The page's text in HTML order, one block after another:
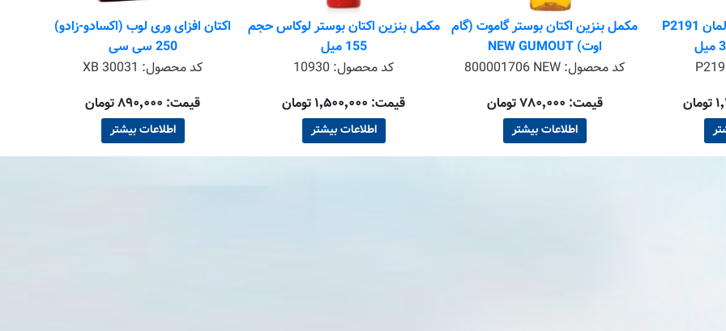
اکتان بوستر پروتک آلمان P2191
مکمل بنزین اکتان بوستر گاموت (گام
اوت) NEW GUMOUT
کد محصول: 800001706 NEW
قیمت: ۷۸۰٬۰۰۰ تومان
اطلاعات بیشتر
مکمل بنزین اکتان بوستر لوکاس حجم
155 میل
کد محصول: 10930
قیمت: ۱٬۵۰۰٬۰۰۰ تومان
اطلاعات بیشتر
اکتان افزای وری لوب (اکسادو-زادو)
250 سی سی
کد محصول: XB 30031
قیمت: ۸۹۰٬۰۰۰ تومان
اطلاعات بیشتر